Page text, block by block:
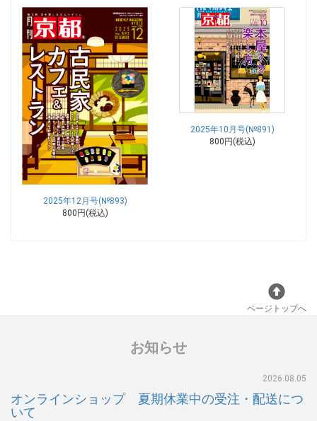
2025年12月号(№893)
800円(税込)
2025年10月号(№891)
800円(税込)
ページトップへ
お知らせ
2026.08.05
オンラインショップ 夏期休業中の受注・配送につ
いて